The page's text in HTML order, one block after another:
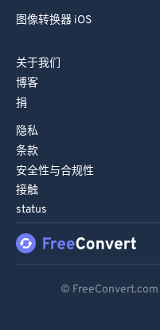
图像转换器 iOS
关于我们
博客
捐
隐私
条款
安全性与合规性
接触
status
© FreeConvert.com